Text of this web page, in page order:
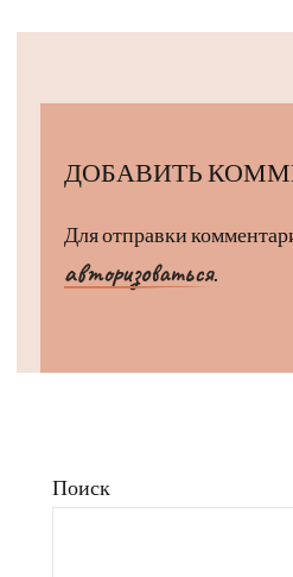
ДОБАВИТЬ
Для отправки
авторизоваться.
Поиск